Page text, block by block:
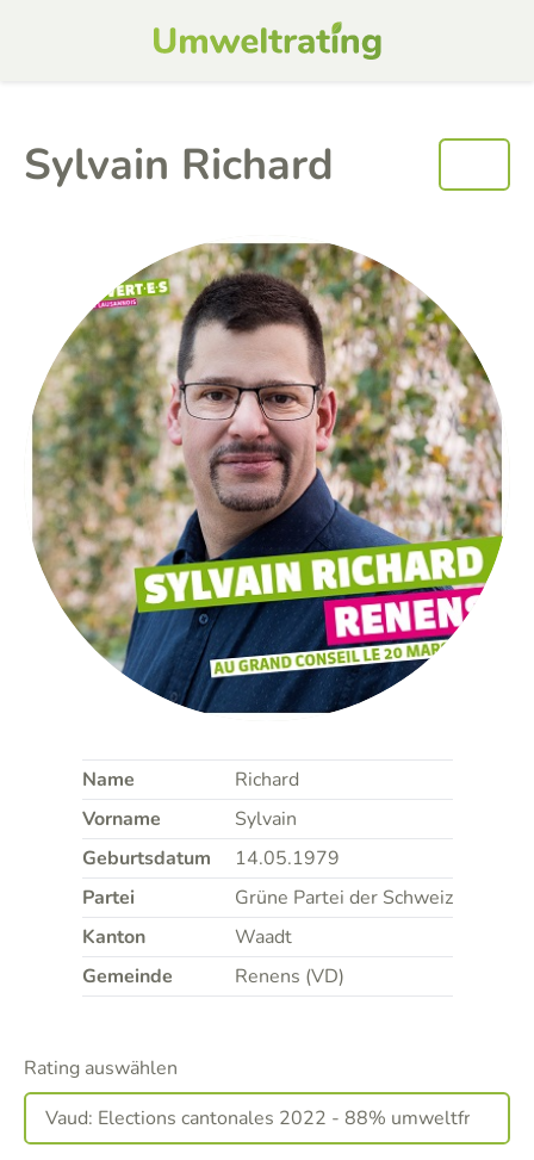
Sylvain Richard
Name
Richard
Vorname
Sylvain
Geburtsdatum
14.05.1979
Partei
Grüne Partei der Schweiz
Kanton
Waadt
Gemeinde
Renens (VD)
Rating auswählen